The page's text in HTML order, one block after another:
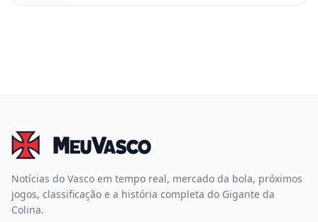
Notícias do Vasco em tempo real, mercado da bola, próximos
jogos, classificação e a história completa do Gigante da
Colina.